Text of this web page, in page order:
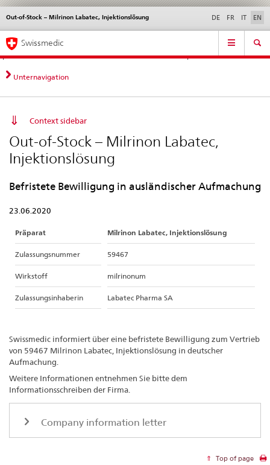
Direct
navigation:
news,
legal
contact
News &
standards
Contact | Support &
Help
Out-of-Stock – Milrinon Labatec, Injektionslösung
Languages DE FR IT EN
Service
Main
Navigation
Swissmedic
Unternavigation
Context sidebar
Out-of-Stock – Milrinon Labatec,
Injektionslösung
Befristete Bewilligung in ausländischer Aufmachung
23.06.2020
Präparat Milrinon Labatec, Injektionslösung
Zulassungsnummer 59467
Wirkstoff milrinonum
Zulassungsinhaberin Labatec Pharma SA
Swissmedic informiert über eine befristete Bewilligung zum Vertrieb
von 59467 Milrinon Labatec, Injektionslösung in deutscher
Aufmachung.
Weitere Informationen entnehmen Sie bitte dem
Informationsschreiben der Firma.
Company information letter
Top of page